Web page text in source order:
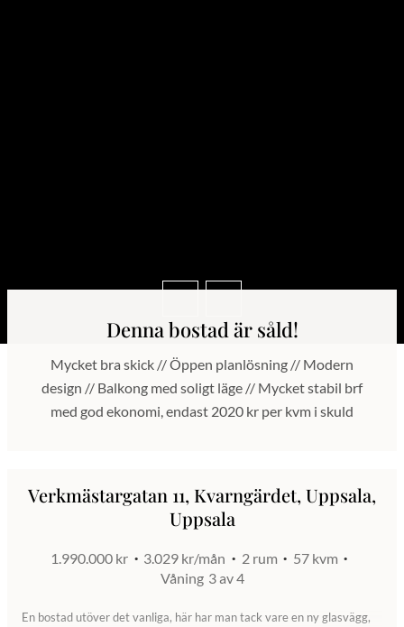
Denna bostad är såld!
Mycket bra skick // Öppen planlösning // Modern
design // Balkong med soligt läge // Mycket stabil brf
med god ekonomi, endast 2020 kr per kvm i skuld
Verkmästargatan 11, Kvarngärdet, Uppsala,
Uppsala
1.990.000 kr 3.029 kr/mån 2 rum
57 kvm
Våning 3 av 4
En bostad utöver det vanliga, här har man tack vare en ny glasvägg,